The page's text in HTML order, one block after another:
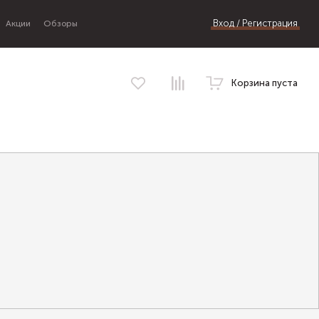
Акции Обзоры Вход / Регистрация
Корзина пуста